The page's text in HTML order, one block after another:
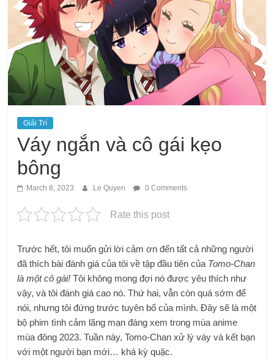
Giải Trí
Váy ngắn và cô gái kẹo
bông
March 8, 2023 Le Quyen 0 Comments
Rate this post
Trước hết, tôi muốn gửi lời cảm ơn đến tất cả những người
đã thích bài đánh giá của tôi về tập đầu tiên của Tomo-Chan
là một cô gái! Tôi không mong đợi nó được yêu thích như
vậy, và tôi đánh giá cao nó. Thứ hai, vẫn còn quá sớm để
nói, nhưng tôi đứng trước tuyên bố của mình. Đây sẽ là một
bộ phim tình cảm lãng mạn đáng xem trong mùa anime
mùa đông 2023. Tuần này, Tomo-Chan xử lý váy và kết bạn
với một người bạn mới… khá kỳ quặc.